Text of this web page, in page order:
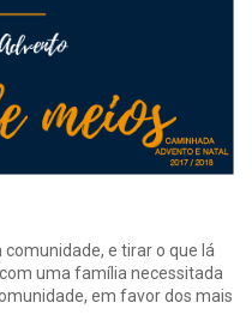
e tirar o que lá
uma família necessitada
em favor dos mais